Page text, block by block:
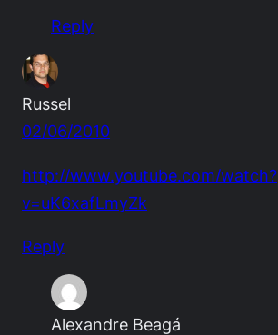
Reply
Russel
02/06/2010
http://www.youtube.com/watch?
v=uK6xafLmyZk
Reply
Alexandre Beagá